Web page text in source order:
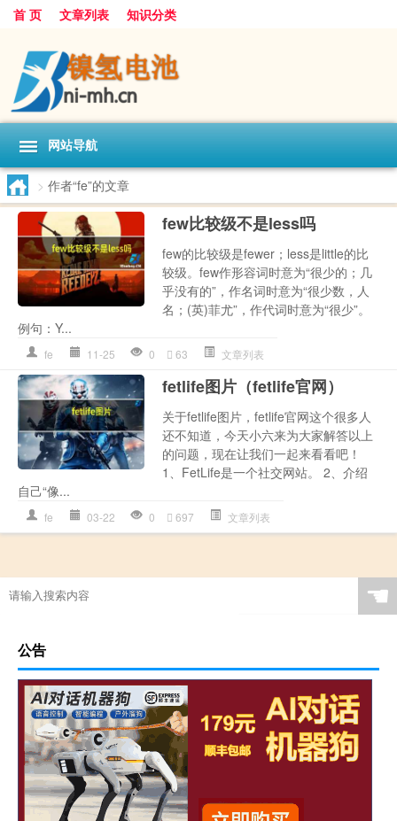
首 页 文章列表 知识分类
网站导航
> 作者“fe”的文章
few比较级不是less吗
few的比较级是fewer；less是little的比
较级。few作形容词时意为“很少的；几
乎没有的”，作名词时意为“很少数，人
名；(英)菲尤”，作代词时意为“很少”。
例句：Y...
fe 11-25 0 63 文章列表
fetlife图片（fetlife官网）
关于fetlife图片，fetlife官网这个很多人
还不知道，今天小六来为大家解答以上
的问题，现在让我们一起来看看吧！
1、FetLife是一个社交网站。 2、介绍
自己“像...
fe 03-22 0 697 文章列表
☚
公告